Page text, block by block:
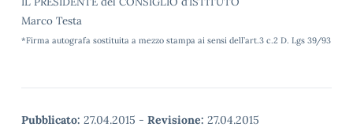
Marco Testa
*Firma autografa sostituita a mezzo stampa ai sensi dell’art.3 c.2 D. Lgs 39/93
Pubblicato: 27.04.2015 - Revisione: 27.04.2015